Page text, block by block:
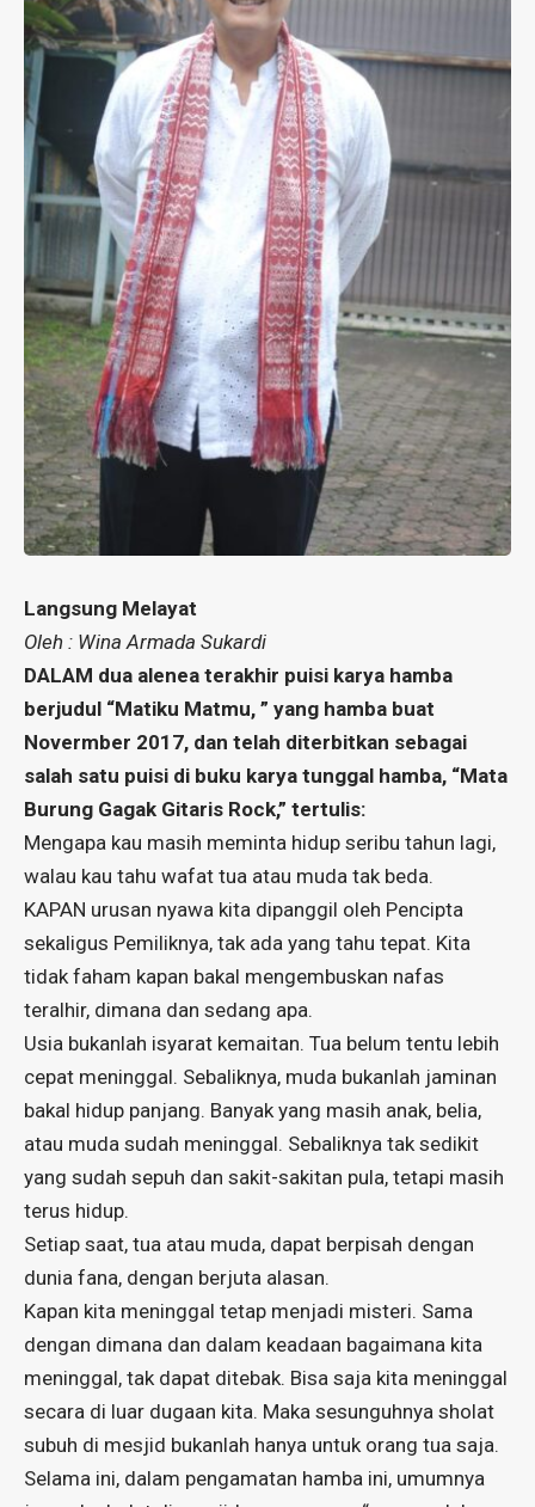
Langsung Melayat
Oleh : Wina Armada Sukardi
DALAM dua alenea terakhir puisi karya hamba
berjudul “Matiku Matmu, ” yang hamba buat
Novermber 2017, dan telah diterbitkan sebagai
salah satu puisi di buku karya tunggal hamba, “Mata
Burung Gagak Gitaris Rock,” tertulis:
Mengapa kau masih meminta hidup seribu tahun lagi,
walau kau tahu wafat tua atau muda tak beda.
KAPAN urusan nyawa kita dipanggil oleh Pencipta
sekaligus Pemiliknya, tak ada yang tahu tepat. Kita
tidak faham kapan bakal mengembuskan nafas
teralhir, dimana dan sedang apa.
Usia bukanlah isyarat kemaitan. Tua belum tentu lebih
cepat meninggal. Sebaliknya, muda bukanlah jaminan
bakal hidup panjang. Banyak yang masih anak, belia,
atau muda sudah meninggal. Sebaliknya tak sedikit
yang sudah sepuh dan sakit-sakitan pula, tetapi masih
terus hidup.
Setiap saat, tua atau muda, dapat berpisah dengan
dunia fana, dengan berjuta alasan.
Kapan kita meninggal tetap menjadi misteri. Sama
dengan dimana dan dalam keadaan bagaimana kita
meninggal, tak dapat ditebak. Bisa saja kita meninggal
secara di luar dugaan kita. Maka sesunguhnya sholat
subuh di mesjid bukanlah hanya untuk orang tua saja.
Selama ini, dalam pengamatan hamba ini, umumnya